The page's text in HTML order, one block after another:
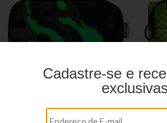
Estojo Juvenil YS27105
Cadastre-se e